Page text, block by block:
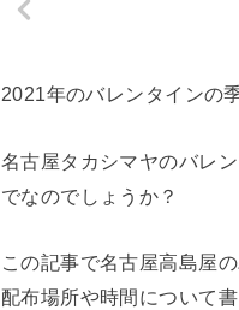
2021年のバレンタインの
名古屋タカシマヤのバレ
でなのでしょうか？
この記事で名古屋高島屋
配布場所や時間について書